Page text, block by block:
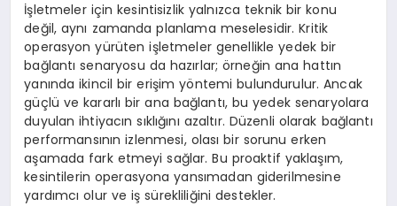
İşletmeler için kesintisizlik yalnızca teknik bir konu
değil, aynı zamanda planlama meselesidir. Kritik
operasyon yürüten işletmeler genellikle yedek bir
bağlantı senaryosu da hazırlar; örneğin ana hattın
yanında ikincil bir erişim yöntemi bulundurulur. Ancak
güçlü ve kararlı bir ana bağlantı, bu yedek senaryolara
duyulan ihtiyacın sıklığını azaltır. Düzenli olarak bağlantı
performansının izlenmesi, olası bir sorunu erken
aşamada fark etmeyi sağlar. Bu proaktif yaklaşım,
kesintilerin operasyona yansımadan giderilmesine
yardımcı olur ve iş sürekliliğini destekler.